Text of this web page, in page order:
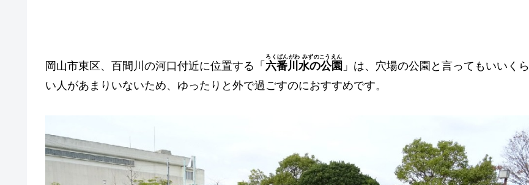
岡山市東区、百間川の河口付近に位置する「 六番川水の公園
ろくばんがわ みずのこうえん
」は、穴場の公園と言ってもいいくら
い人があまりいないため、ゆったりと外で過ごすのにおすすめです。